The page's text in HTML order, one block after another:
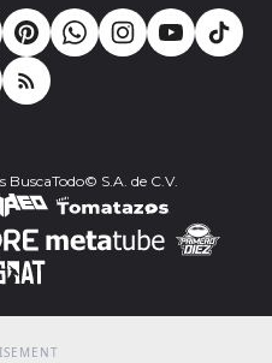
BuscaTodo© S.A. de C.V.